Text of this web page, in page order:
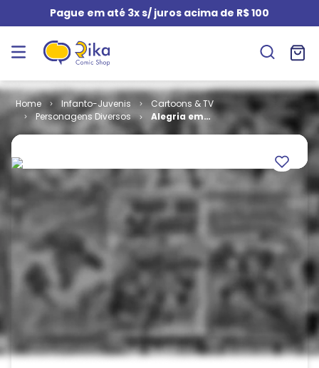
Pague em até 3x s/ juros acima de R$ 100
Infanto-Juvenis
Cartoons & TV
Personagens Diversos
Alegria em